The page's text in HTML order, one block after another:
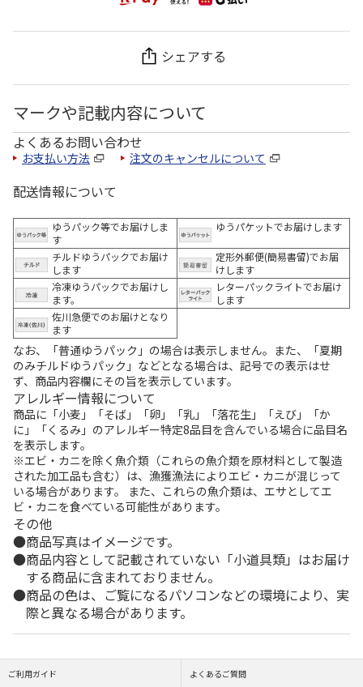
シェアする
マークや記載内容について
よくあるお問い合わせ
お支払い方法 注文のキャンセルについて
配送情報について
ゆうパック等でお届けしま
す
ゆうパケットでお届けします
チルドゆうパックでお届け
します
定形外郵便(簡易書留)でお届
けします
冷凍ゆうパックでお届けし
ます。
レターパックライトでお届け
します
佐川急便でのお届けとなり
ます
なお、「普通ゆうパック」の場合は表示しません。また、「夏期
のみチルドゆうパック」などとなる場合は、記号での表示はせ
ず、商品内容欄にその旨を表示しています。
アレルギー情報について
商品に「小麦」「そば」「卵」「乳」「落花生」「えび」「か
に」「くるみ」のアレルギー特定8品目を含んでいる場合に品目名
を表示します。
※エビ・カニを除く魚介類（これらの魚介類を原材料として製造
された加工品も含む）は、漁獲漁法によりエビ・カニが混じって
いる場合があります。 また、これらの魚介類は、エサとしてエ
ビ・カニを食べている可能性があります。
その他
商品写真はイメージです。
商品内容として記載されていない「小道具類」はお届け
する商品に含まれておりません。
商品の色は、ご覧になるパソコンなどの環境により、実
際と異なる場合があります。
ご利用ガイド よくあるご質問